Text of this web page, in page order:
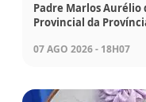
Padre Marlos
Provincial da
07 AGO 2026 - 18H07